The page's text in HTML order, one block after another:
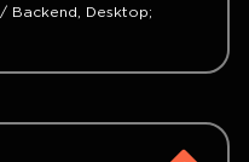
Backend, Desktop;